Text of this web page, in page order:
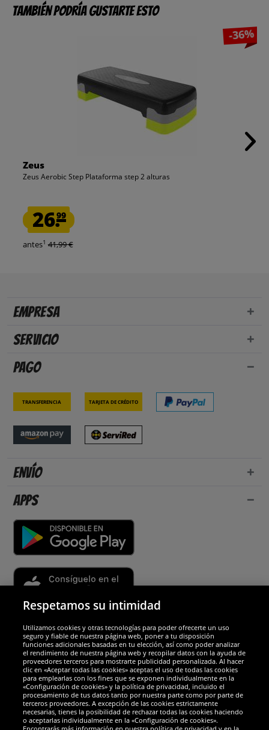
También podría gustarte esto
-36%
Zeus
Zeus Aerobic Step Plataforma step 2 alturas
26.99
antes1 41,99 €
Empresa
Servicio
Pago
Transferencia Tarjeta de crédito
Envío
Apps
Socios y seguridad
Galardones
Respetamos su intimidad
Utilizamos cookies y otras tecnologías para poder ofrecerte un uso
seguro y fiable de nuestra página web, poner a tu disposición
funciones adicionales basadas en tu elección, así como poder analizar
el rendimiento de nuestra página web y recopilar datos con la ayuda de
proveedores terceros para mostrarte publicidad personalizada. Al hacer
clic en «Aceptar todas las cookies» aceptas el uso de todas las cookies
para emplearlas con los fines que se exponen individualmente en la
«Configuración de cookies» y la política de privacidad, incluido el
procesamiento de tus datos tanto por nuestra parte como por parte de
terceros proveedores. A excepción de las cookies estrictamente
necesarias, tienes la posibilidad de rechazar todas las cookies haciendo
o aceptarlas individualmente en la «Configuración de cookies».